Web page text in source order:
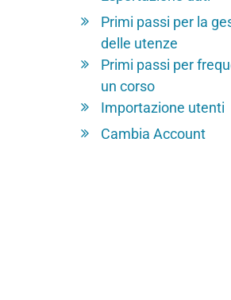
Primi passi per la
delle utenze
Primi passi per
un corso
Importazione utenti
Cambia Account